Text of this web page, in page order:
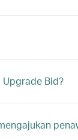
Upgrade Bid?